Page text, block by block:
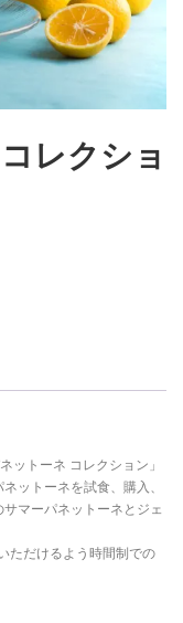
レクショ
ットーネ コレクション」
ットーネを試食、購入、
マーパネットーネとジェ
ただけるよう時間制での